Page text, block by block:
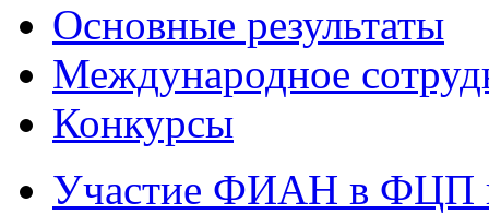
Основные результаты
Международное
Конкурсы
Участие ФИАН в ФЦП